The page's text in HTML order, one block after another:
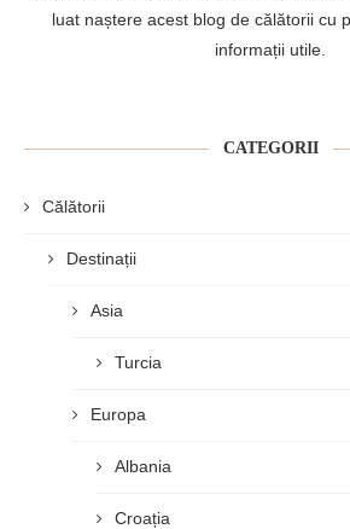
luat naștere acest blog de călătorii cu
informații utile.
CATEGORII
Călătorii
Destinații
Asia
Turcia
Europa
Albania
Croația